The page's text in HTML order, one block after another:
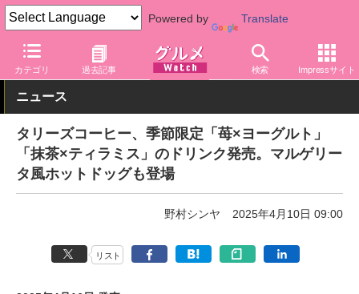
Powered by Translate
カテゴリ 過去記事 検索 Impressサイト
グルメ Watch 店舗 カフェ タリーズ
ニュース
タリーズコーヒー、季節限定「苺×ヨーグルト」
「抹茶×ティラミス」のドリンク発売。マルゲリー
タ風ホットドッグも登場
野村シンヤ 2025年4月10日 09:00
リスト